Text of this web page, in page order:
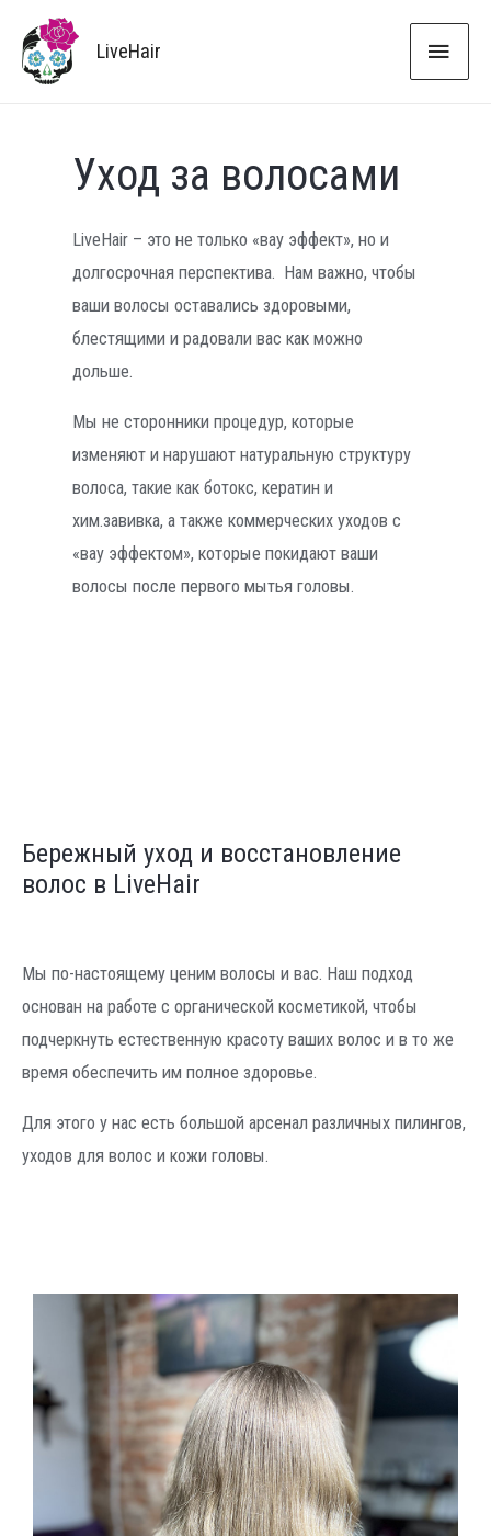
LiveHair
Уход за волосами
LiveHair – это не только «вау эффект», но и
долгосрочная перспектива. Нам важно, чтобы
ваши волосы оставались здоровыми,
блестящими и радовали вас как можно
дольше.
Мы не сторонники процедур, которые
изменяют и нарушают натуральную структуру
волоса, такие как ботокс, кератин и
хим.завивка, а также коммерческих уходов с
«вау эффектом», которые покидают ваши
волосы после первого мытья головы.
Бережный уход и восстановление
волос в LiveHair
Мы по-настоящему ценим волосы и вас. Наш подход
основан на работе с органической косметикой, чтобы
подчеркнуть естественную красоту ваших волос и в то же
время обеспечить им полное здоровье.
Для этого у нас есть большой арсенал различных пилингов,
уходов для волос и кожи головы.